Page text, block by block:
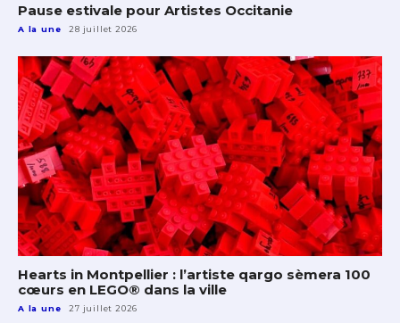
Pause estivale pour Artistes Occitanie
A la une 28 juillet 2026
Hearts in Montpellier : l’artiste qargo sèmera 100
cœurs en LEGO® dans la ville
A la une 27 juillet 2026